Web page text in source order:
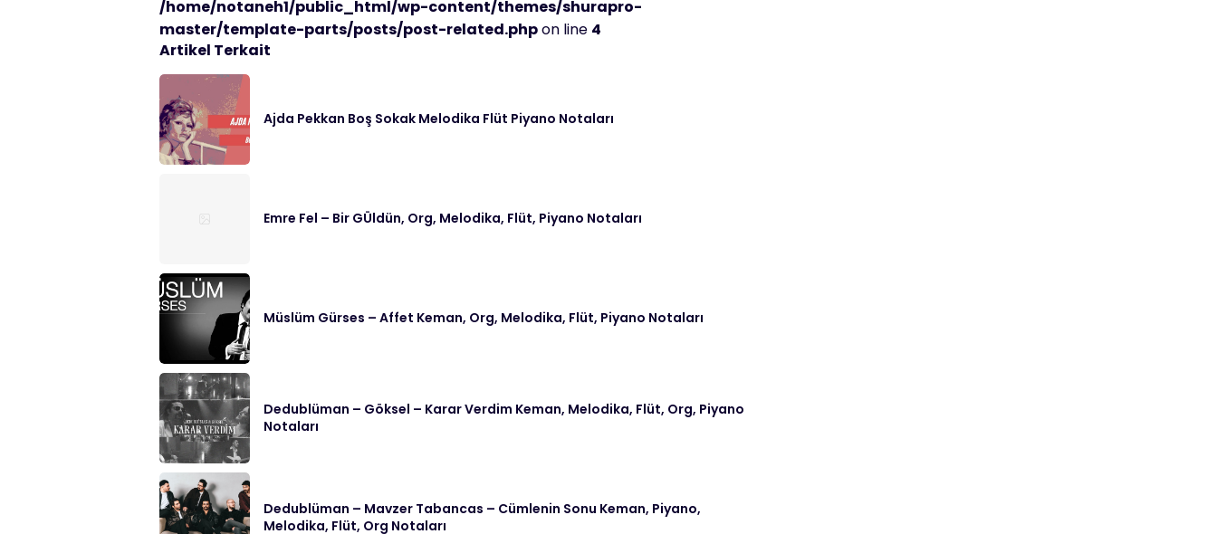
/home/notaneh1/public_html/wp-content/themes/shurapro-
master/template-parts/posts/post-related.phpon line 4
Artikel Terkait
Ajda Pekkan Boş Sokak Melodika Flüt Piyano Notaları
Emre Fel – Bir GÜldün, Org, Melodika, Flüt, Piyano Notaları
Müslüm Gürses – Affet Keman, Org, Melodika, Flüt, Piyano Notaları
Dedublüman – Göksel – Karar Verdim Keman, Melodika, Flüt, Org, Piyano
Notaları
Dedublüman – Mavzer Tabancas – Cümlenin Sonu Keman, Piyano,
Melodika, Flüt, Org Notaları